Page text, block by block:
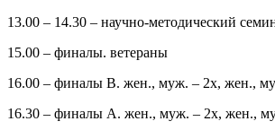
13.00 – 14.30 – научно-методический
15.00 – финалы. ветераны
16.00 – финалы B. жен., муж. – 2х, жен.,
16.30 – финалы А. жен., муж. – 2х, жен.,